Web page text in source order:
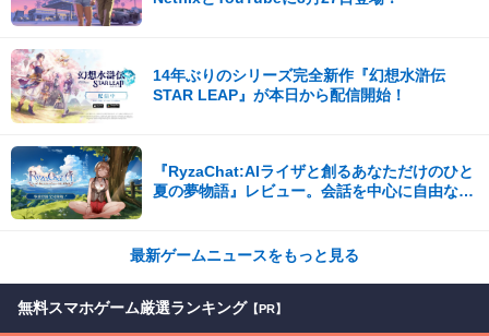
14年ぶりのシリーズ完全新作『幻想水滸伝
STAR LEAP』が本日から配信開始！
『RyzaChat:AIライザと創るあなただけのひと
夏の夢物語』レビュー。会話を中心に自由な冒
最新ゲームニュースをもっと見る
無料スマホゲーム厳選ランキング 【PR】